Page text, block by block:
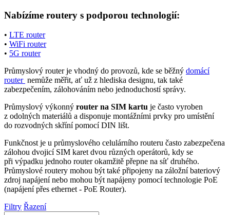
Nabízíme routery s podporou technologií:
• LTE router
• WiFi router
• 5G router
Průmyslový routerje vhodný do provozů, kde se běžný domácí
router nemůže měřit, ať už z hlediska designu, tak také
zabezpečením, zálohováním nebo jednoduchostí správy.
Průmyslový výkonný router na SIM kartu je často vyroben
z odolných materiálů a disponuje montážními prvky pro umístění
do rozvodných skříní pomocí DIN lišt.
Funkčnost je u průmyslového celulárního routeru často zabezpečena
zálohou dvojicí SIM karet dvou různých operátorů, kdy se
při výpadku jednoho routerokamžitě přepne na síť druhého.
Průmyslové routery mohou být také připojeny na záložní bateriový
zdroj napájení nebo mohou být napájeny pomocí technologie PoE
(napájení přes ethernet - PoE Router).
Filtry Řazení